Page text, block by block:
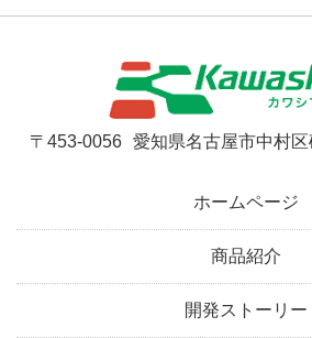
〒453-0056 愛知県名古屋市中村
ホームページ
商品紹介
開発ストーリー